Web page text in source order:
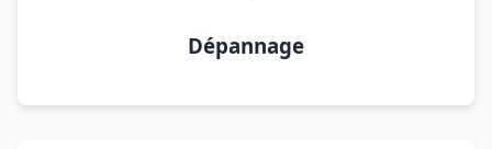
Dépannage